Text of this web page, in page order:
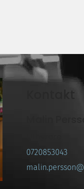
Malin
0720853043